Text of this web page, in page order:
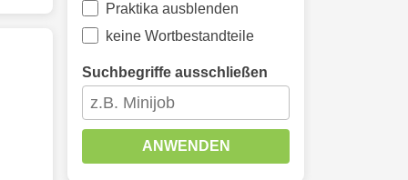
Praktika ausblenden
keine Wortbestandteile
Suchbegriffe ausschließen
ANWENDEN